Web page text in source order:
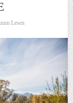
Lesen